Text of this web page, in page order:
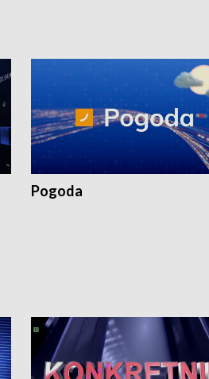
Pogoda